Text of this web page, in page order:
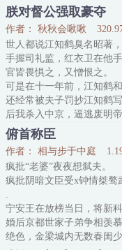
江云相貌生的极好，还识
他不像是村里的小哥儿，
自江云十四岁后，家里的
两年，这亲事才算是定下
朕对督公强取豪夺
作者： 秋秋会啾啾
世人都说江知鹤臭名昭著
手握司礼监，红衣卫在他
官皆畏惧之，又憎恨之。
可是在十一年前，江知鹤
还经常被夫子罚抄江知鹤写
后我杀入中京，逼逃废明
金銮殿之上再次见到了江知
他一身绛红朝服，脊背倔
奸臣，却偏偏像一只污泥
好似苍天败笔，又傲又孤
所有人都觉得他该死，而我
俯首称臣
作者： 相与步于中庭
疯批“老婆”夜夜想弑夫。
疯批阴暗文臣受x钟情桀骜
.
宁安王在放榜当日，将新
婚后京都世家子弟争相羡
绝色，金梁城内无数春闺